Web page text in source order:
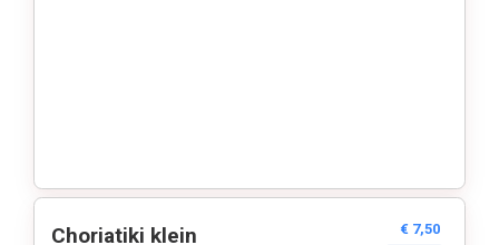
Choriatiki klein € 7,50